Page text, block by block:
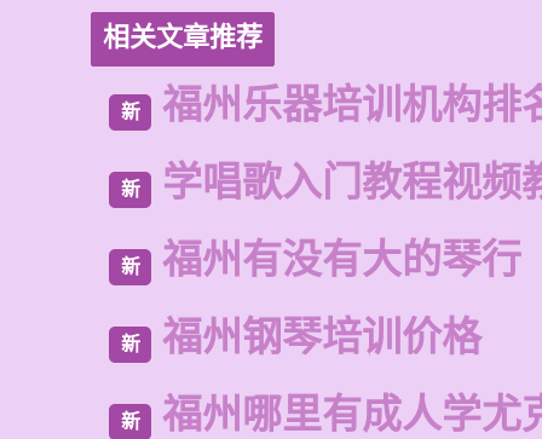
相关文章推荐
新 福州乐器培训机构排
新 学唱歌入门教程视频
新 福州有没有大的琴行
新 福州钢琴培训价格
新 福州哪里有成人学尤